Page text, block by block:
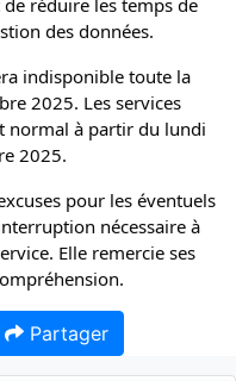
réduire les temps de
des données.
indisponible toute la
2025. Les services
normal à partir du lundi
2025.
pour les éventuels
nécessaire à
Elle remercie ses
Partager